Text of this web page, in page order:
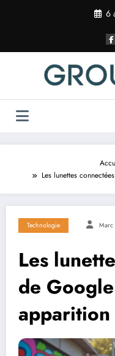
6
Les lunettes
Technologie Marc
Les
de